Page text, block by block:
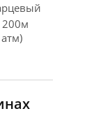
200м